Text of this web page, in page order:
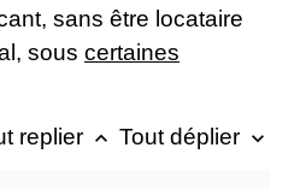
sans être locataire
sous certaines
replier keyboard_arrow_up Tout déplier keyboard_arrow_down